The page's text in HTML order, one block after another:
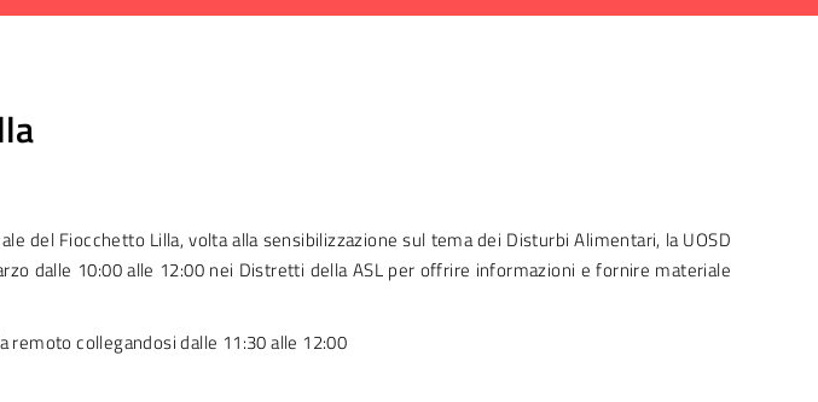
del Fiocchetto Lilla, volta alla sensibilizzazione sul tema dei Disturbi Alimentari, la UOSD
dalle 10:00 alle 12:00 nei Distretti della ASL per offrire informazioni e fornire materiale
remoto collegandosi dalle 11:30 alle 12:00